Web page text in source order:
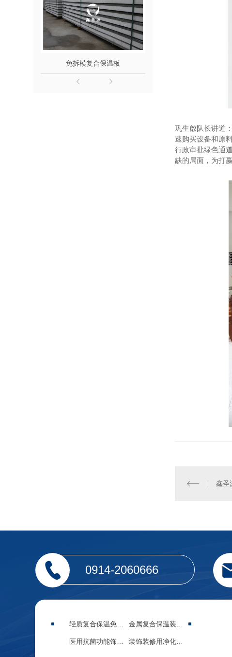
免拆模复合保温板
巩生啟队长讲道
速购买设备和原
行政审批绿色通
缺的局面，为打
0914-2060666
轻质复合保温免拆模板 金属复合保温装饰集成板
医用抗菌功能饰面材料 装饰装修用净化功能板